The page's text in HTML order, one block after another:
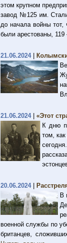
этом крупном
завод №125 им.
до начала войны тот,
были арестованы, 119
21.06.2024|
21.06.2024| «Этот
К дню
том,
20.06.2024|
В
военной службы по
британцев,